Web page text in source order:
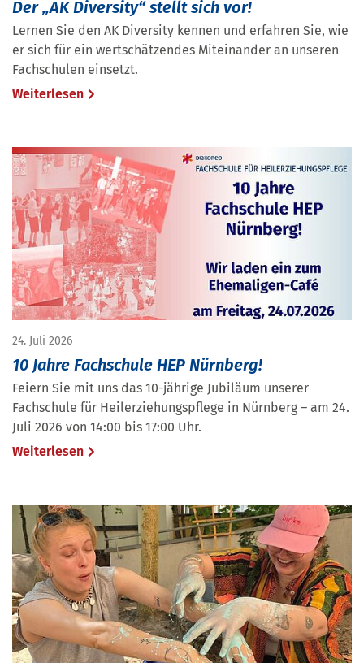
Der „AK Diversity“ stellt sich vor!
Lernen Sie den AK Diversity kennen und erfahren Sie, wie
er sich für ein wertschätzendes Miteinander an unseren
Fachschulen einsetzt.
Weiterlesen
24. Juli 2026
10 Jahre Fachschule HEP Nürnberg!
Feiern Sie mit uns das 10-jährige Jubiläum unserer
Fachschule für Heilerziehungspflege in Nürnberg – am 24.
Juli 2026 von 14:00 bis 17:00 Uhr.
Weiterlesen